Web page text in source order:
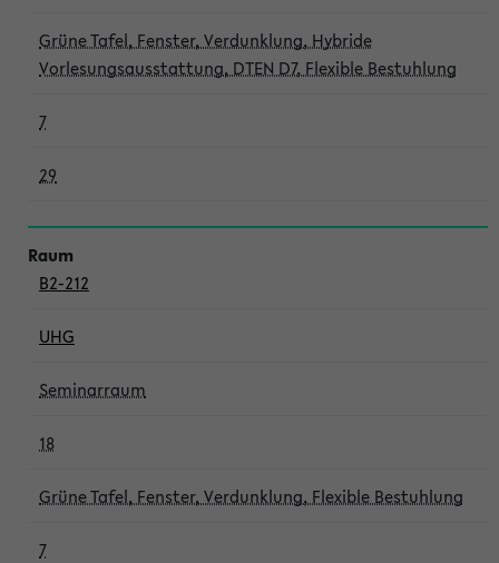
Grüne Tafel, Fenster, Verdunklung, Hybride
Vorlesungsausstattung, DTEN D7, Flexible Bestuhlung
7
29
B2-212
UHG
Seminarraum
18
Grüne Tafel, Fenster, Verdunklung, Flexible Bestuhlung
7